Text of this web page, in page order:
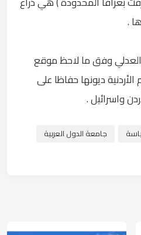
.
العدلي وفق ما لاحظ موقع
ديونها حفاظا على
واسرائيل .
جامعة الدول العربية